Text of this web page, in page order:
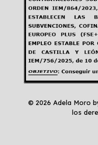
© 2026 Adela Moro
los